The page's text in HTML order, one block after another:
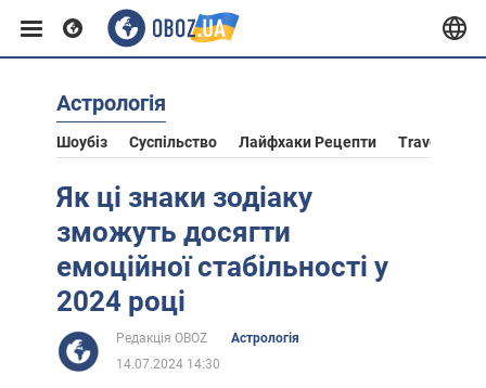
Європа
США
Африка
Астрологія
Шоубіз Суспільство Лайфхаки Рецепти Travel
Як ці знаки зодіаку
зможуть досягти
емоційної стабільності у
2024 році
Редакція OBOZ
Астрологія
14.07.2024 14:30